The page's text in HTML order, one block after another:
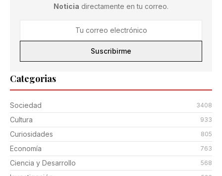
Categorias
Sociedad 3408
Cultura 933
Curiosidades 805
Economía 763
Ciencia y Desarrollo 568
Noticia directamente en tu correo.
Suscribirme